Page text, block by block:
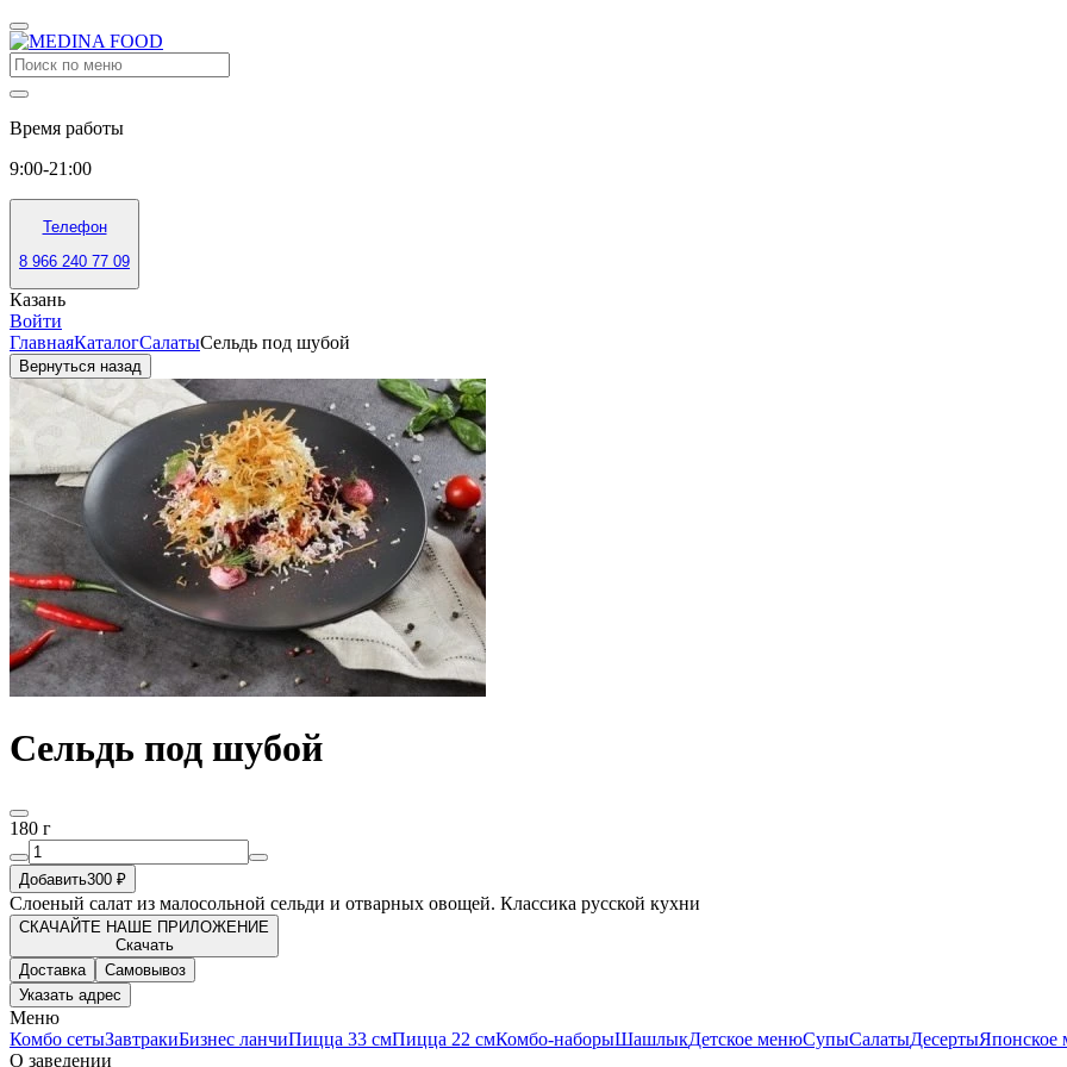
Время работы
9:00-21:00
Телефон
8 966 240 77 09
Казань
Войти
ГлавнаяКаталогСалатыСельдь под шубой
Вернуться назад
Сельдь под шубой
180 г
Добавить300 ₽
Слоеный салат из малосольной сельди и отварных овощей. Классика русской кухни
СКАЧАЙТЕ НАШЕ ПРИЛОЖЕНИЕ
Скачать
Доставка
Самовывоз
Указать адрес
Меню
Комбо сетыЗавтракиБизнес ланчиПицца 33 смПицца 22 смКомбо-наборыШашлыкДетское менюСупыСалатыДесертыЯпонское
О заведении